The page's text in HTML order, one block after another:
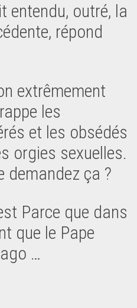
entendu, outré, la
répond
extrêmement
les
et les obsédés
orgies sexuelles.
demandez ça ?
Parce que dans
que le Pape
…